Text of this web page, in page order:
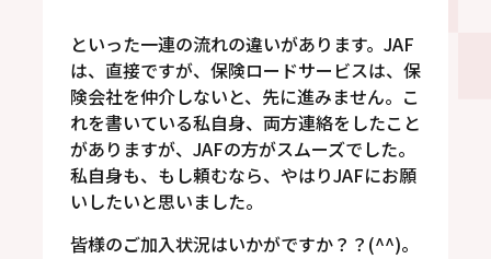
といった一連の流れの違いがあります。JAF
は、直接ですが、保険ロードサービスは、保
険会社を仲介しないと、先に進みません。こ
れを書いている私自身、両方連絡をしたこと
がありますが、JAFの方がスムーズでした。
私自身も、もし頼むなら、やはりJAFにお願
いしたいと思いました。
皆様のご加入状況はいかがですか？？(^^)。